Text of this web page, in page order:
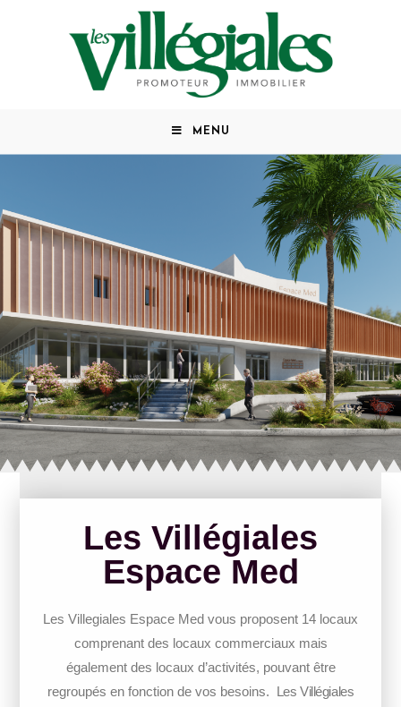
MENU
Prochainement à la vente...
Les Villégiales
Espace Med
Les Villegiales Espace Med vous proposent 14 locaux
comprenant des locaux commerciaux mais
également des locaux d’activités, pouvant être
regroupés en fonction de vos besoins. Les Villégiales